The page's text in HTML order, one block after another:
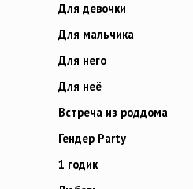
Для девочки
Для мальчика
Для него
Для неё
Встреча из роддома
Гендер Party
1 годик